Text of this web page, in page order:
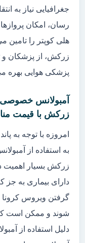
جغرافیایی نیاز به
رسان، امکان
هلی کوپتر را تامین
زرکش، از پزشکان و
پزشکی هوایی بهره
آمبولانس خصوصی
زرکش با قیمت
امروزه با توجه به
به استفاده از
زرکش بسیار اهمیت
دارای بیماری به
گرفتن ویروس کرونا
شوند و ممکن است
دلیل استفاده از